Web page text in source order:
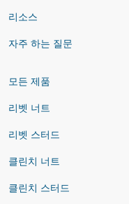
리소스
자주 하는 질문
모든 제품
리벳 너트
리벳 스터드
클린치 너트
클린치 스터드